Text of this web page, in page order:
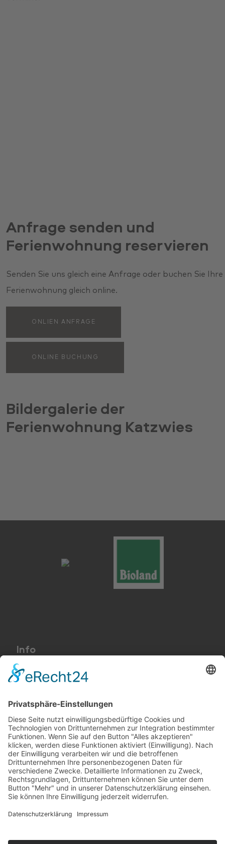
Anfrage senden und
Ferienwohnung reservieren
Senden Sie uns gleich eine Anfrage oder buchen Sie Ihre
Ferienwohnung gleich online.
ONLIEN ANFRAGE
ONLINE BUCHUNG
Bildergalerie der
Ferienwohnung Katzwies
Info
Preise und AGB
Impressum
Cookie-Einstellungen
+49 (0) 8052 95 87 60